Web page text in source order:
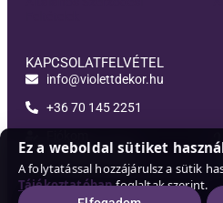
KAPCSOLATFELVÉTEL
info@violettdekor.hu
+36 70 145 2251
Ez a weboldal sütiket
A folytatással hozzájárulsz a sütik
Tájékoztatóbanfoglaltak szerint.